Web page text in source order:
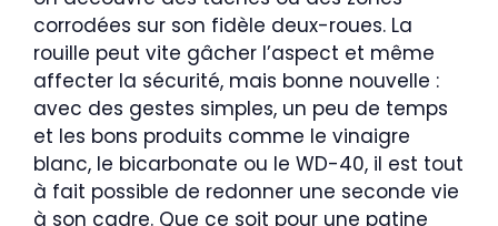
corrodées sur son fidèle deux-roues. La
rouille peut vite gâcher l’aspect et même
affecter la sécurité, mais bonne nouvelle :
avec des gestes simples, un peu de temps
et les bons produits comme le vinaigre
blanc, le bicarbonate ou le WD-40, il est tout
à fait possible de redonner une seconde vie
à son cadre. Que ce soit pour une patine